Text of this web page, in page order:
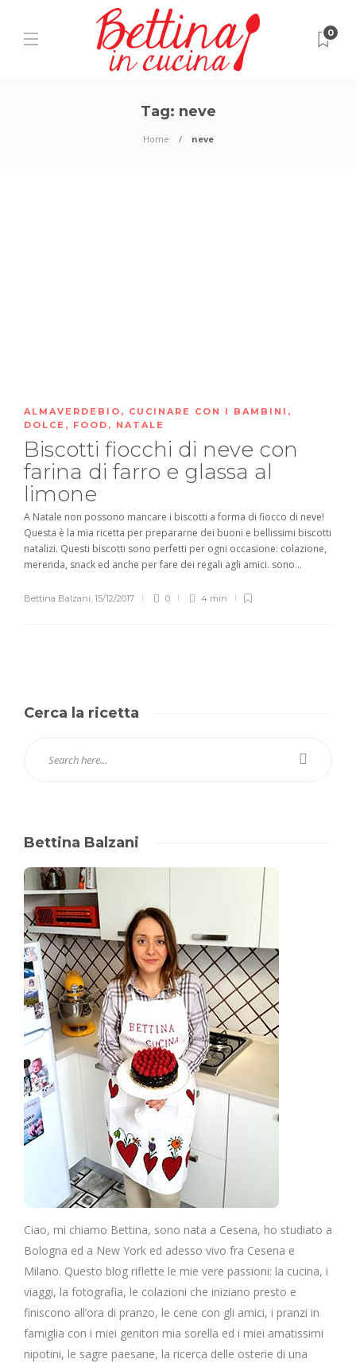
0
Tag: neve
Home neve
ALMAVERDEBIO , CUCINARE CON I BAMBINI ,
DOLCE , FOOD , NATALE
Biscotti fiocchi di neve con
farina di farro e glassa al
limone
A Natale non possono mancare i biscotti a forma di fiocco di neve!
Questa è la mia ricetta per prepararne dei buoni e bellissimi biscotti
natalizi. Questi biscotti sono perfetti per ogni occasione: colazione,
merenda, snack ed anche per fare dei regali agli amici. sono...
Bettina Balzani, 15/12/2017 0 4 min
Cerca la ricetta
Bettina Balzani
Ciao, mi chiamo Bettina, sono nata a Cesena, ho studiato a
Bologna ed a New York ed adesso vivo fra Cesena e
Milano. Questo blog riflette le mie vere passioni: la cucina, i
viaggi, la fotografia, le colazioni che iniziano presto e
finiscono all’ora di pranzo, le cene con gli amici, i pranzi in
famiglia con i miei genitori mia sorella ed i miei amatissimi
nipotini, le sagre paesane, la ricerca delle osterie di una